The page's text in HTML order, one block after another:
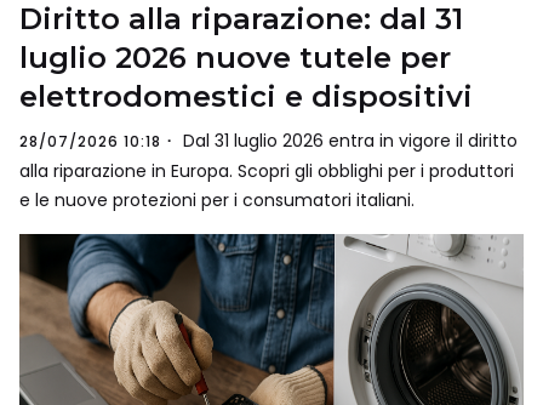
Diritto alla riparazione: dal 31
luglio 2026 nuove tutele per
elettrodomestici e dispositivi
28/07/2026 10:18
Dal 31 luglio 2026 entra in vigore il diritto
alla riparazione in Europa. Scopri gli obblighi per i produttori
e le nuove protezioni per i consumatori italiani.